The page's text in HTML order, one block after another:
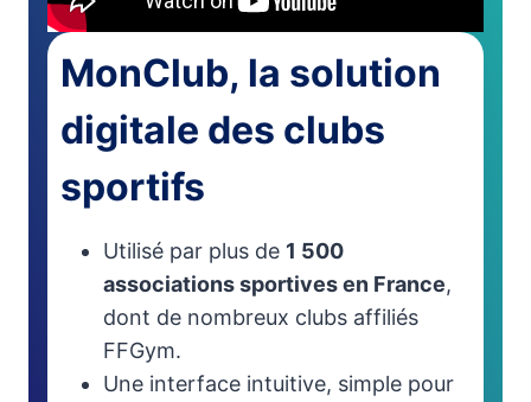
MonClub, la solution
digitale des clubs
sportifs
Utilisé par plus de 1 500
associations sportives en France,
dont de nombreux clubs affiliés
FFGym.
Une interface intuitive, simple pour